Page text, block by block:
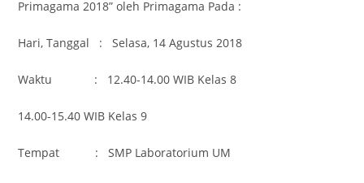
Primagama 2018” oleh Primagama Pada :
Hari, Tanggal : Selasa, 14 Agustus 2018
Waktu : 12.40-14.00 WIB Kelas 8
14.00-15.40 WIB Kelas 9
Tempat : SMP Laboratorium UM